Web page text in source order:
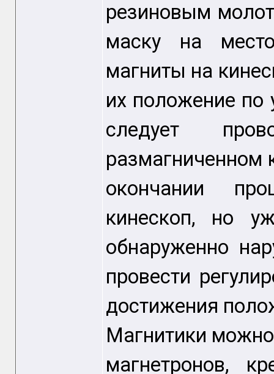
резиновым
маску на
магниты на
их положение по
следует
размагниченном
окончании
кинескоп, но
обнаруженно
провести
достижения
Магнитики
магнетронов,